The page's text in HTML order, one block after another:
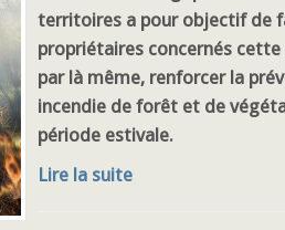
territoires a pour objectif de
propriétaires concernés
par là même, renforcer la
incendie de forêt et de
période estivale.
Lire la suite